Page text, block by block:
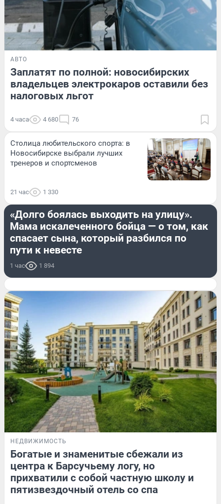
АВТО
Заплатят по полной: новосибирских
владельцев электрокаров оставили без
налоговых льгот
4 часа 4 680 76
Столица любительского спорта: в
Новосибирске выбрали лучших
тренеров и спортсменов
21 час 1 330
ЗДОРОВЬЕ
«Долго боялась выходить на улицу».
Мама искалеченного бойца — о том, как
спасает сына, который разбился по
пути к невесте
1 час 1 894
НЕДВИЖИМОСТЬ
Богатые и знаменитые сбежали из
центра к Барсучьему логу, но
прихватили с собой частную школу и
пятизвездочный отель со спа